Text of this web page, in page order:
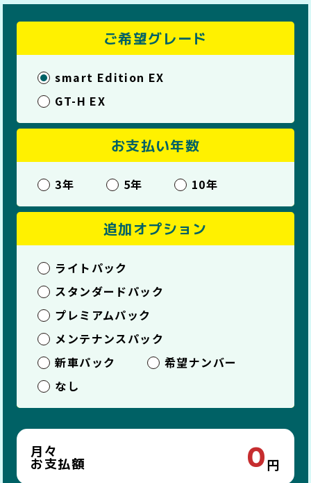
ご希望グレード
smart Edition EX
GT-H EX
お支払い年数
3年 5年 10年
追加オプション
ライトパック
スタンダードパック
プレミアムパック
メンテナンスパック
新車パック
希望ナンバー
なし
月々
お支払額 0円